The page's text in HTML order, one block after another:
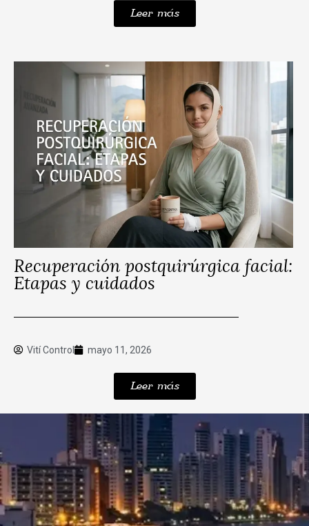
Leer más
Recuperación postquirúrgica facial:
Etapas y cuidados
Vití Control mayo 11, 2026
Leer más